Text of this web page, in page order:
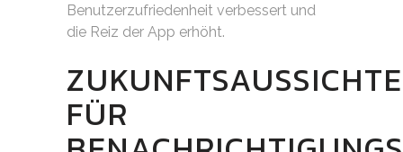
Benutzerzufriedenheit verbessert und
die Reiz der App erhöht.
FÜR